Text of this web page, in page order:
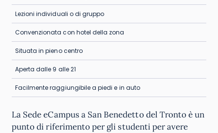
Lezioni individuali o di gruppo
Convenzionata con hotel della zona
Situata in pieno centro
Aperta dalle 9 alle 21
Facilmente raggiungibile a piedi e in auto
La Sede eCampus a San Benedetto del Tronto è un
punto di riferimento per gli studenti per avere